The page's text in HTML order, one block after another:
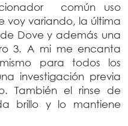
común uso
voy variando, la última
Dove y además una
3. A mi me encanta
para todos los
investigación previa
También el rinse de
brillo y lo mantiene